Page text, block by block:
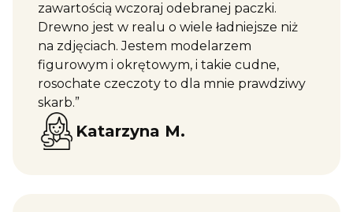
zawartością wczoraj odebranej paczki.
Drewno jest w realu o wiele ładniejsze niż
na zdjęciach. Jestem modelarzem
figurowym i okrętowym, i takie cudne,
rosochate czeczoty to dla mnie prawdziwy
skarb.”
Katarzyna M.